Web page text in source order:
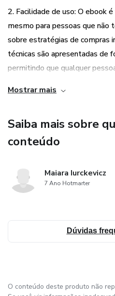
2. Facilidade de uso: O ebook
mesmo para pessoas que não
sobre estratégias de compras
técnicas são apresentadas de
permitindo que qualquer
Mostrar mais
Saiba mais sobre
conteúdo
Maiara Iurckevicz
7 Ano Hotmarter
Dúvidas
O conteúdo deste produto não